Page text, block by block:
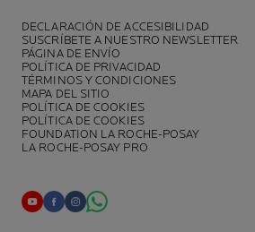
DECLARACIÓN DE ACCESIBILIDAD
SUSCRÍBETE A NUESTRO NEWSLETTER
PÁGINA DE ENVÍO
POLÍTICA DE PRIVACIDAD
TÉRMINOS Y CONDICIONES
MAPA DEL SITIO
POLÍTICA DE COOKIES
POLÍTICA DE COOKIES
FOUNDATION LA ROCHE-POSAY
LA ROCHE-POSAY PRO